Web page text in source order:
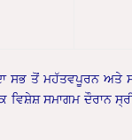
ਸਭ ਤੋਂ ਮਹੱਤਵਪੂਰਨ ਅਤੇ
ਵਿਸ਼ੇਸ਼ ਸਮਾਗਮ ਦੌਰਾਨ